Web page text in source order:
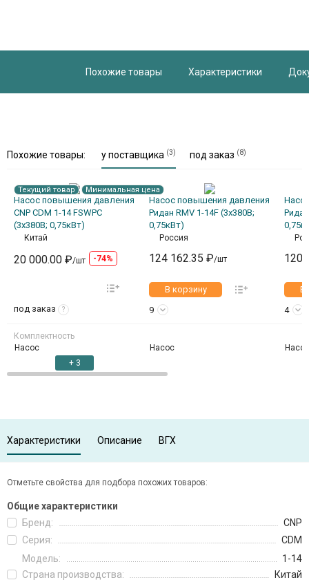
Похожие товары Характеристики
Похожие товары: у поставщика (3) под заказ (8)
Текущий товар Минимальная цена
Насос повышения давления
CNP CDM 1-14 FSWPC
(3х380В; 0,75кВт)
Насос повышения давления
Ридан RMV 1-14F (3х380В;
0,75кВт)
Китай
20 000.00 ₽/шт -74%
Россия
124 162.35 ₽/шт 120
под заказ ?
В корзину
9
В
4
Комплектность
Насос
Насос
Насос
+ 3
Характеристики Описание ВГХ
Отметьте свойства для подбора похожих товаров:
Общие характеристики
Бренд:
CNP
Серия:
CDM
Модель:
1-14
Страна производства:
Китай